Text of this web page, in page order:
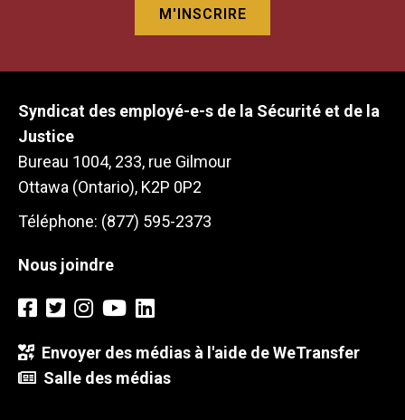
Syndicat des employé-e-s de la Sécurité et de la
Justice
Bureau 1004, 233, rue Gilmour
Ottawa (Ontario), K2P 0P2
Téléphone: (877) 595-2373
Nous joindre
Envoyer des médias à l'aide de WeTransfer
Salle des médias